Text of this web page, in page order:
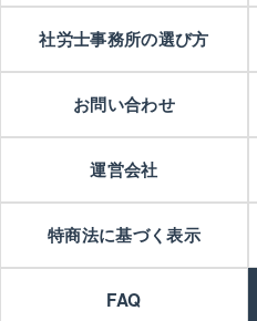
社労士事務所の選び方
お問い合わせ
運営会社
特商法に基づく表示
FAQ